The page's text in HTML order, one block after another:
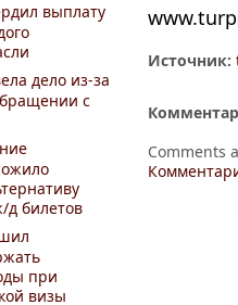
Источник:
Comments
выплату
дело из-за
с
д билетов
при
визы